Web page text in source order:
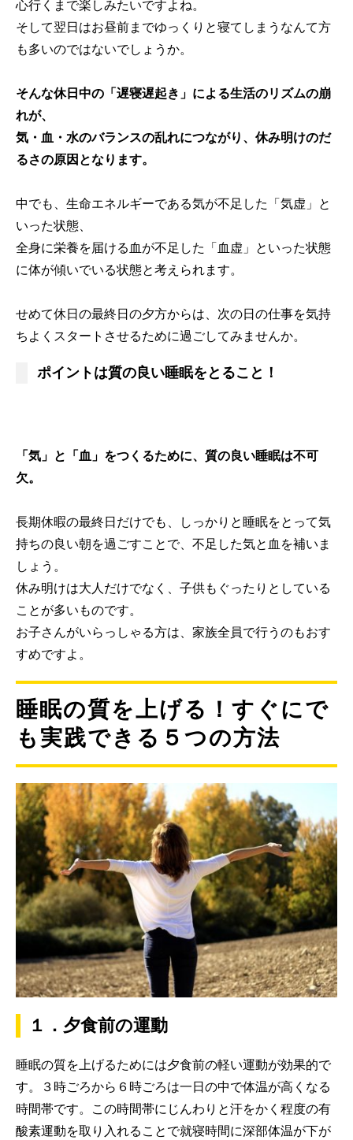
心行くまで楽しみたいですよね。
そして翌日はお昼前までゆっくりと寝てしまうなんて方
も多いのではないでしょうか。
そんな休日中の「遅寝遅起き」による生活のリズムの崩
れが、
気・血・水のバランスの乱れにつながり、休み明けのだ
るさの原因となります。
中でも、生命エネルギーである気が不足した「気虚」と
いった状態、
全身に栄養を届ける血が不足した「血虚」といった状態
に体が傾いでいる状態と考えられます。
せめて休日の最終日の夕方からは、次の日の仕事を気持
ちよくスタートさせるために過ごしてみませんか。
ポイントは質の良い睡眠をとること！
「気」と「血」をつくるために、質の良い睡眠は不可
欠。
長期休暇の最終日だけでも、しっかりと睡眠をとって気
持ちの良い朝を過ごすことで、不足した気と血を補いま
しょう。
休み明けは大人だけでなく、子供もぐったりとしている
ことが多いものです。
お子さんがいらっしゃる方は、家族全員で行うのもおす
すめですよ。
睡眠の質を上げる！すぐにで
も実践できる５つの方法
１．夕食前の運動
睡眠の質を上げるためには夕食前の軽い運動が効果的で
す。３時ごろから６時ごろは一日の中で体温が高くなる
時間帯です。この時間帯にじんわりと汗をかく程度の有
酸素運動を取り入れることで就寝時間に深部体温が下が